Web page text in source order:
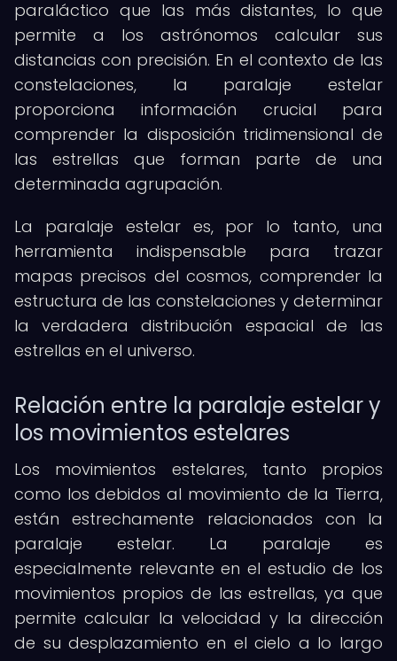
paraláctico que las más distantes, lo que
permite a los astrónomos calcular sus
distancias con precisión. En el contexto de las
constelaciones, la paralaje estelar
proporciona información crucial para
comprender la disposición tridimensional de
las estrellas que forman parte de una
determinada agrupación.
La paralaje estelar es, por lo tanto, una
herramienta indispensable para trazar
mapas precisos del cosmos, comprender la
estructura de las constelaciones y determinar
la verdadera distribución espacial de las
estrellas en el universo.
Relación entre la paralaje estelar y
los movimientos estelares
Los movimientos estelares, tanto propios
como los debidos al movimiento de la Tierra,
están estrechamente relacionados con la
paralaje estelar. La paralaje es
especialmente relevante en el estudio de los
movimientos propios de las estrellas, ya que
permite calcular la velocidad y la dirección
de su desplazamiento en el cielo a lo largo